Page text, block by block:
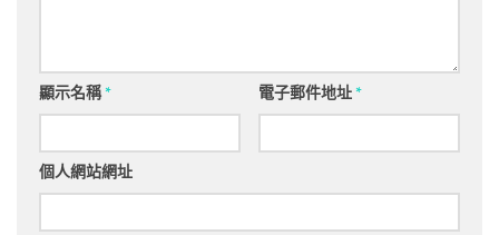
顯示名稱* 電子郵件地址*
個人網站網址